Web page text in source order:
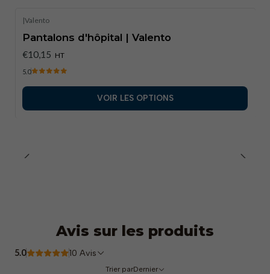
|Valento
Pantalons d'hôpital | Valento
€10,15 HT
5.0
VOIR LES OPTIONS
Avis sur les produits
5.0 10 Avis
Trier parDernier